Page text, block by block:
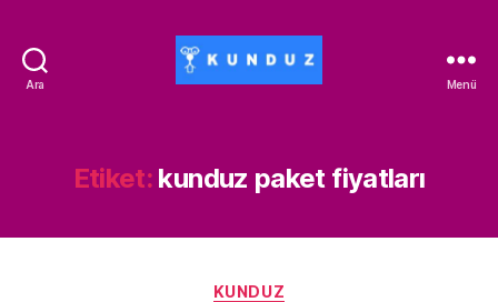
Ara
-
ALİSAN453T-
Menü
Etiket: kunduz paket fiyatları
Kategoriler
KUNDUZ